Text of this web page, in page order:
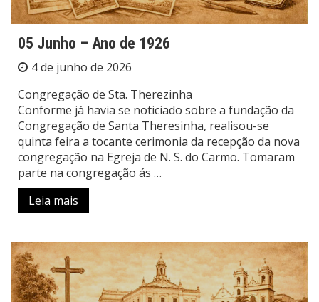
05 Junho – Ano de 1926
4 de junho de 2026
Congregação de Sta. Therezinha
Conforme já havia se noticiado sobre a fundação da
Congregação de Santa Theresinha, realisou-se
quinta feira a tocante cerimonia da recepção da nova
congregação na Egreja de N. S. do Carmo. Tomaram
parte na congregação ás …
Leia mais